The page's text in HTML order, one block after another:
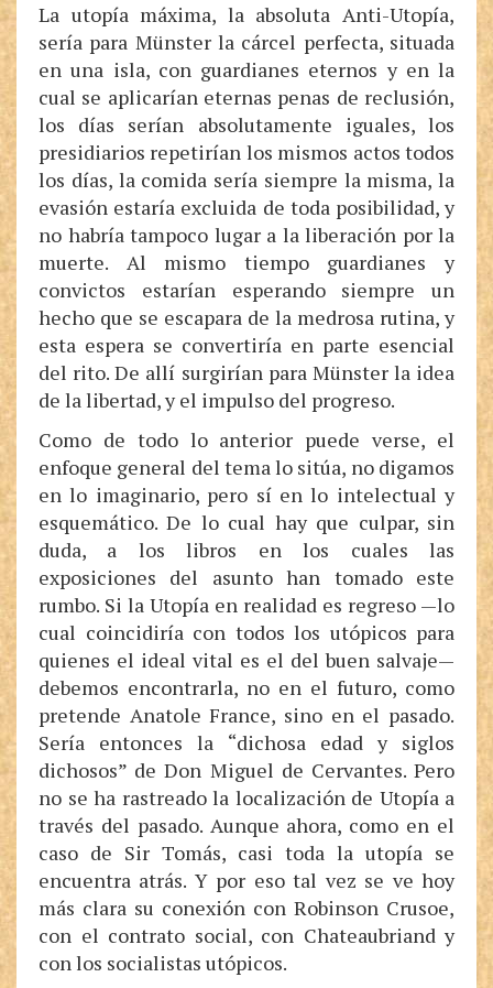
La utopía máxima, la absoluta Anti-Utopía,
sería para Münster la cárcel perfecta, situada
en una isla, con guardianes eternos y en la
cual se aplicarían eternas penas de reclusión,
los días serían absolutamente iguales, los
presidiarios repetirían los mismos actos todos
los días, la comida sería siempre la misma, la
evasión estaría excluida de toda posibilidad, y
no habría tampoco lugar a la liberación por la
muerte. Al mismo tiempo guardianes y
convictos estarían esperando siempre un
hecho que se escapara de la medrosa rutina, y
esta espera se convertiría en parte esencial
del rito. De allí surgirían para Münster la idea
de la libertad, y el impulso del progreso.
Como de todo lo anterior puede verse, el
enfoque general del tema lo sitúa, no digamos
en lo imaginario, pero sí en lo intelectual y
esquemático. De lo cual hay que culpar, sin
duda, a los libros en los cuales las
exposiciones del asunto han tomado este
rumbo. Si la Utopía en realidad es regreso —lo
cual coincidiría con todos los utópicos para
quienes el ideal vital es el del buen salvaje—
debemos encontrarla, no en el futuro, como
pretende Anatole France, sino en el pasado.
Sería entonces la “dichosa edad y siglos
dichosos” de Don Miguel de Cervantes. Pero
no se ha rastreado la localización de Utopía a
través del pasado. Aunque ahora, como en el
caso de Sir Tomás, casi toda la utopía se
encuentra atrás. Y por eso tal vez se ve hoy
más clara su conexión con Robinson Crusoe,
con el contrato social, con Chateaubriand y
con los socialistas utópicos.